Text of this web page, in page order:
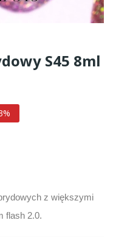
S45 8ml
z większymi
flash 2.0.